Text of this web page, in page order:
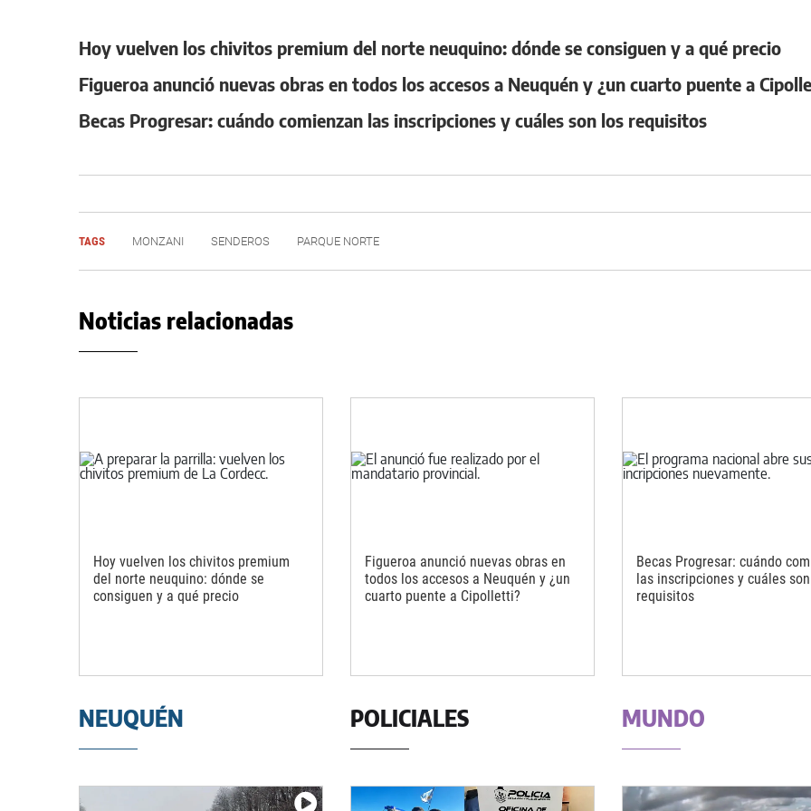
Hoy vuelven los chivitos premium del norte neuquino: dónde se consiguen y a qué precio
Figueroa anunció nuevas obras en todos los accesos a Neuquén y ¿un cuarto puente a
Becas Progresar: cuándo comienzan las inscripciones y cuáles son los requisitos
TAGS MONZANI SENDEROS PARQUE NORTE
Noticias relacionadas
Hoy vuelven los chivitos premium
del norte neuquino: dónde se
consiguen y a qué precio
Figueroa anunció nuevas obras en
todos los accesos a Neuquén y ¿un
cuarto puente a Cipolletti?
Becas Progresar: cuándo
las inscripciones y cuáles
requisitos
NEUQUÉN POLICIALES MUNDO